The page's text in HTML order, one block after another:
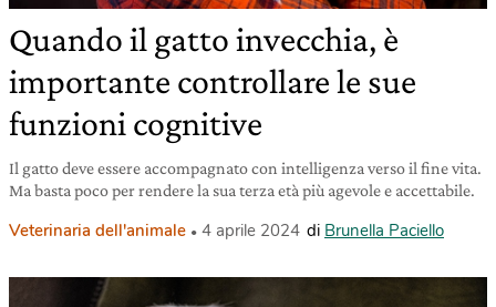
Quando il gatto invecchia, è
importante controllare le sue
funzioni cognitive
Il gatto deve essere accompagnato con intelligenza verso il fine vita.
Ma basta poco per rendere la sua terza età più agevole e accettabile.
Veterinaria dell'animale 4 aprile 2024 di Brunella Paciello